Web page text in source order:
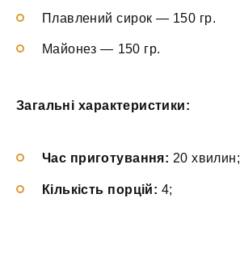
Плавлений сирок — 150 гр.
Майонез — 150 гр.
Загальні характеристики:
Час приготування: 20 хвилин;
Кількість порцій: 4;